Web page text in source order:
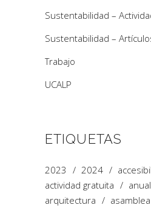
Sustentabilidad –
Sustentabilidad –
Trabajo
UCALP
ETIQUETAS
2023 2024
actividad gratuita
anual
arquitectura
asamblea